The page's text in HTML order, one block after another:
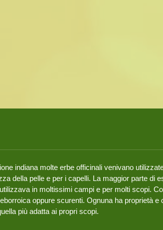
indiana molte erbe officinali venivano
della pelle e per i capelli. La maggior parte di
in moltissimi campi e per molti scopi.
oppure scurenti. Ognuna ha proprietà
più adatta ai propri scopi.